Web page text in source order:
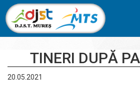
TINERI DUPĂ
20.05.2021